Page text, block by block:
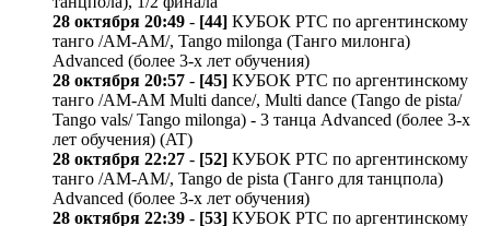
28 октября 20:49 - [44] КУБОК РТС по аргентинскому
танго /AM-AM/, Tango milonga (Танго милонга)
Advanced (более 3-х лет обучения)
28 октября 20:57 - [45] КУБОК РТС по аргентинскому
танго /AM-AM Multi dance/, Multi dance (Tango de pista/
Tango vals/ Tango milonga) - 3 танца Advanced (более 3-х
лет обучения) (AT)
28 октября 22:27 - [52] КУБОК РТС по аргентинскому
танго /AM-AM/, Tango de pista (Танго для танцпола)
Advanced (более 3-х лет обучения)
28 октября 22:39 - [53] КУБОК РТС по аргентинскому